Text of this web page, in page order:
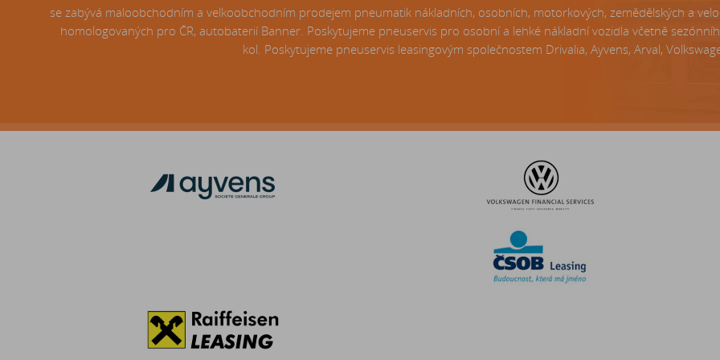
se zabývá maloobchodním a velkoobchodním prodejem pneumatik nákladních, osobních, motorkových, zemědělských a
homologovaných pro ČR, autobaterií Banner. Poskytujeme pneuservis pro osobní a lehké nákladní vozidla včetně
kol. Poskytujeme pneuservis leasingovým společnostem Drivalia, Ayvens, Arval,